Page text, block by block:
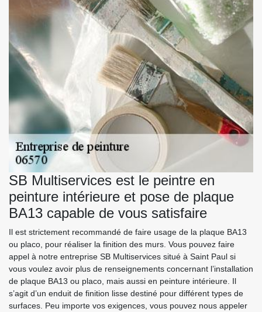
SB Multiservices est le peintre en
peinture intérieure et pose de plaque
BA13 capable de vous satisfaire
Il est strictement recommandé de faire usage de la plaque BA13
ou placo, pour réaliser la finition des murs. Vous pouvez faire
appel à notre entreprise SB Multiservices situé à Saint Paul si
vous voulez avoir plus de renseignements concernant l’installation
de plaque BA13 ou placo, mais aussi en peinture intérieure. Il
s’agit d’un enduit de finition lisse destiné pour différent types de
surfaces. Peu importe vos exigences, vous pouvez nous appeler